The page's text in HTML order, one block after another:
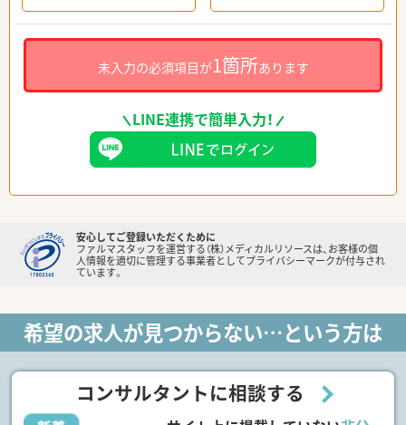
未入力の必須項目が1箇所あります
LINE連携で簡単入力！
安心してご登録いただくために
ファルマスタッフを運営する（株）メディカルリソースは、お客様の個
人情報を適切に管理する事業者としてプライバシーマークが付与され
ています。
希望の求人が見つからない…という方は
コンサルタントに相談する